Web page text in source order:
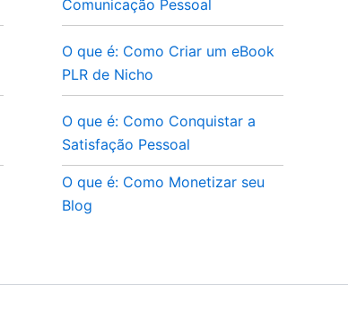
Comunicação Pessoal
O que é: Como Criar um eBook
PLR de Nicho
O que é: Como Conquistar a
Satisfação Pessoal
O que é: Como Monetizar seu
Blog